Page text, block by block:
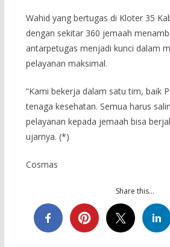
Wahid yang bertugas di Kloter 35
dengan sekitar 360 jemaah
antarpetugas menjadi kunci dalam
pelayanan maksimal.
“Kami bekerja dalam satu tim, baik
tenaga kesehatan. Semua harus
pelayanan kepada jemaah bisa
ujarnya. (*)
Cosmas
Share this…